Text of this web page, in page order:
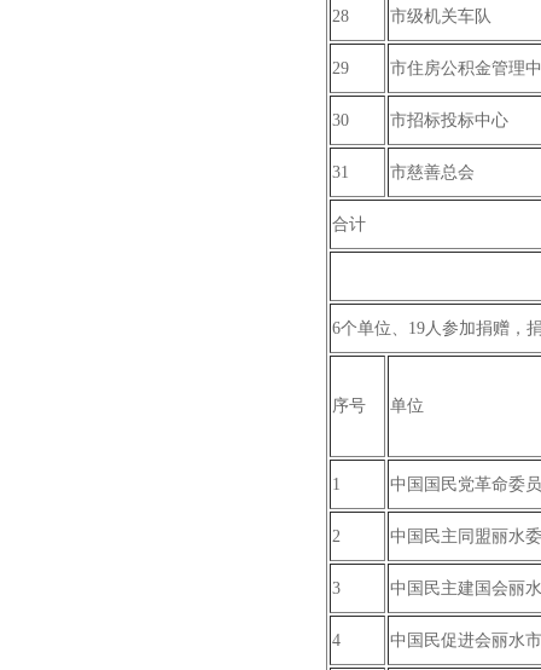
28 市级机关车队
29 市住房公积金管理
30 市招标投标中心
31 市慈善总会
合计
6个单位、19人参加捐赠，
序号 单位
1 中国国民党革命委
2 中国民主同盟丽水
3 中国民主建国会丽
4 中国民促进会丽水